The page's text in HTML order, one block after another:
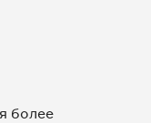
более